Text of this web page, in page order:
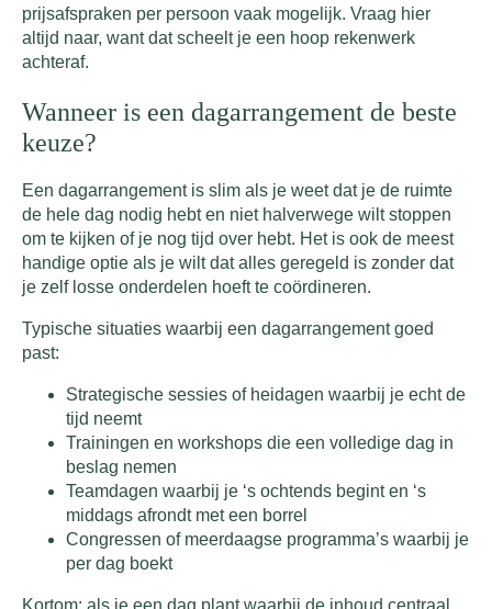
prijsafspraken per persoon vaak mogelijk. Vraag hier
altijd naar, want dat scheelt je een hoop rekenwerk
achteraf.
Wanneer is een dagarrangement de beste
keuze?
Een dagarrangement is slim als je weet dat je de ruimte
de hele dag nodig hebt en niet halverwege wilt stoppen
om te kijken of je nog tijd over hebt. Het is ook de meest
handige optie als je wilt dat alles geregeld is zonder dat
je zelf losse onderdelen hoeft te coördineren.
Typische situaties waarbij een dagarrangement goed
past:
Strategische sessies of heidagen waarbij je echt de
tijd neemt
Trainingen en workshops die een volledige dag in
beslag nemen
Teamdagen waarbij je ‘s ochtends begint en ‘s
middags afrondt met een borrel
Congressen of meerdaagse programma’s waarbij je
per dag boekt